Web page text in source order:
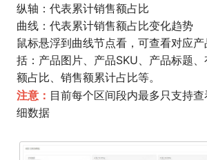
纵轴：代表累计销售额占比
曲线：代表累计销售额占比变化趋势
鼠标悬浮到曲线节点看，可查看对应
括：产品图片、产品SKU、产品标题
额占比、销售额累计占比等。
注意： 目前每个区间段内最多只支持
细数据